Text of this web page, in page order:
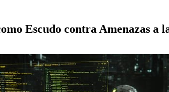
Escudo contra Amenazas a